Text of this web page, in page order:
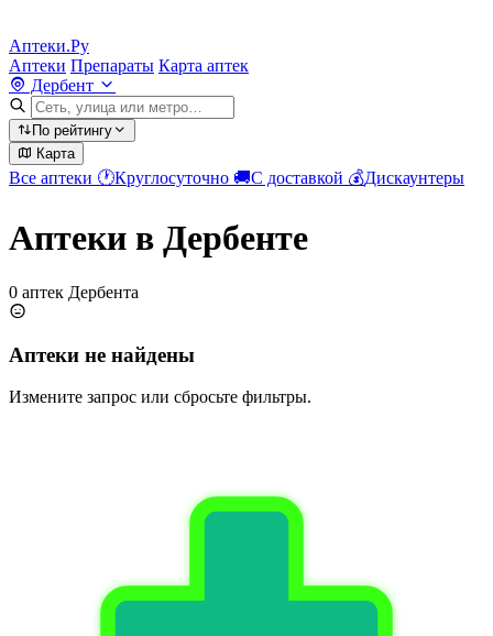
Аптеки.Ру
Аптеки Препараты Карта аптек
Дербент
По рейтингу
Карта
Все аптеки 🕐Круглосуточно 🚚С доставкой 💰Дискаунтеры
Аптеки в Дербенте
0 аптек Дербента
Аптеки не найдены
Измените запрос или сбросьте фильтры.